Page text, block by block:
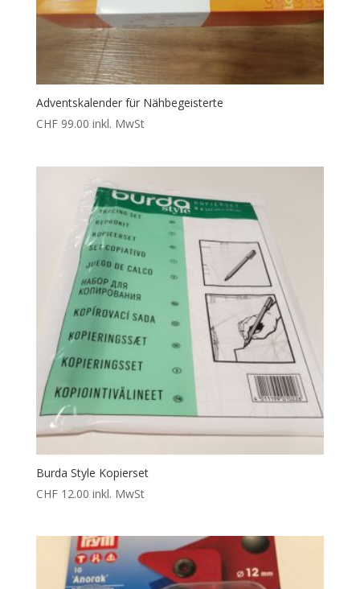
Adventskalender für Nähbegeisterte
CHF99.00 inkl. MwSt
Burda Style Kopierset
CHF12.00 inkl. MwSt